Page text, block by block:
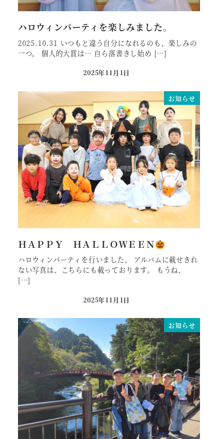
ハロウィンパーティを楽しみました。
2025.10.31 いつもと違う自分になれるのも、楽しみの
一つ。 個人的大賞は… 自ら落書きし始め […]
投稿日
2025年11月1日
お知らせ
ＨＡＰＰＹ ＨＡＬＬＯＷＥＥＮ
ハロウィンパーティを行いました。 アルバムに載せきれ
ない写真は、こちらにも載っております。 もうね、
[…]
投稿日
2025年11月1日
お知らせ